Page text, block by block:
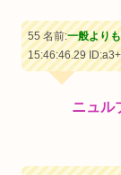
55 名前:一般より
15:46:46.29
ニュル